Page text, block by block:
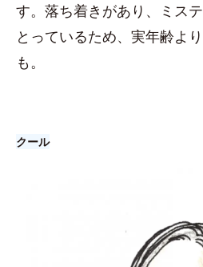
す。落ち着きがあり、ミス
とっているため、実年齢よ
も。
クール